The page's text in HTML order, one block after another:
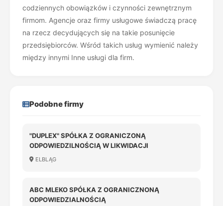
codziennych obowiązków i czynności zewnętrznym
firmom. Agencje oraz firmy usługowe świadczą pracę
na rzecz decydujących się na takie posunięcie
przedsiębiorców. Wśród takich usług wymienić należy
między innymi Inne usługi dla firm.
Podobne firmy
"DUPLEX" SPÓŁKA Z OGRANICZONĄ
ODPOWIEDZILNOŚCIĄ W LIKWIDACJI
ELBLĄG
ABC MLEKO SPÓŁKA Z OGRANICZNONĄ
ODPOWIEDZIALNOŚCIĄ